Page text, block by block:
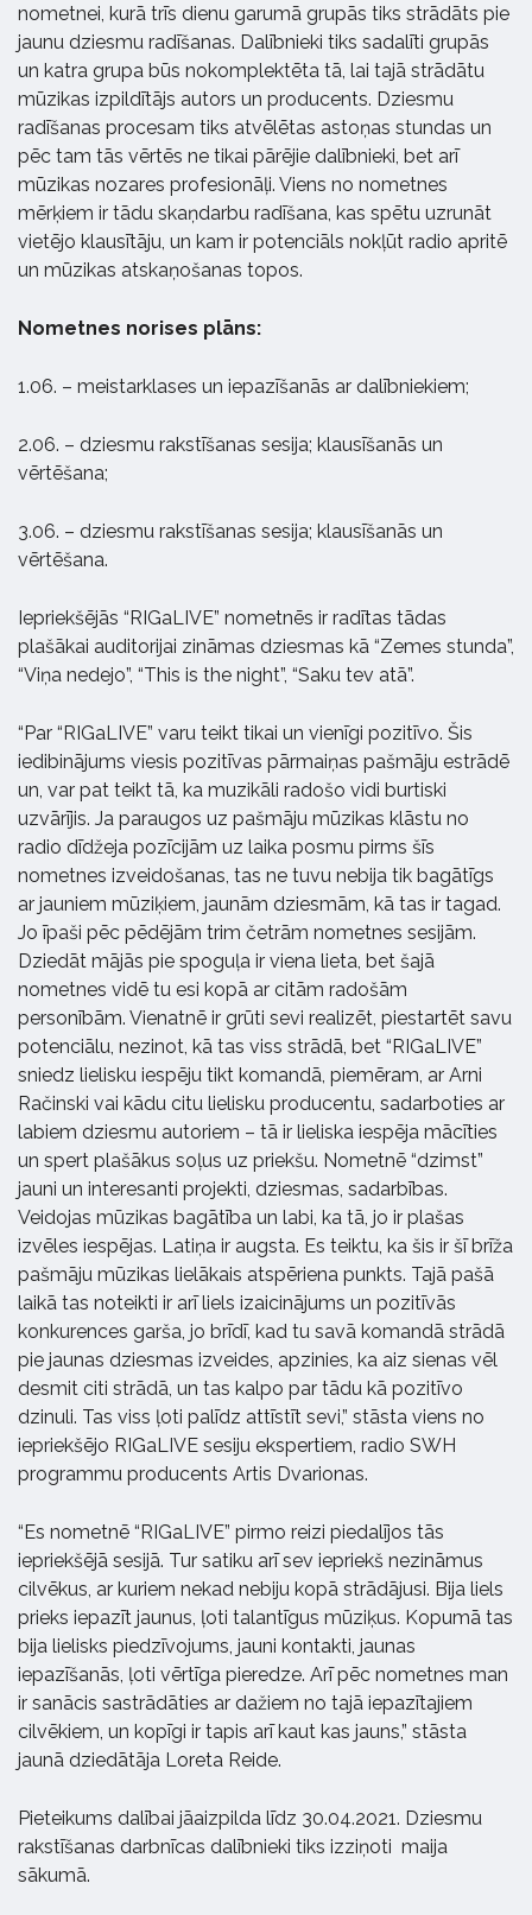
nometnei, kurā trīs dienu garumā grupās tiks strādāts pie
jaunu dziesmu radīšanas. Dalībnieki tiks sadalīti grupās
un katra grupa būs nokomplektēta tā, lai tajā strādātu
mūzikas izpildītājs autors un producents. Dziesmu
radīšanas procesam tiks atvēlētas astoņas stundas un
pēc tam tās vērtēs ne tikai pārējie dalībnieki, bet arī
mūzikas nozares profesionāļi. Viens no nometnes
mērķiem ir tādu skaņdarbu radīšana, kas spētu uzrunāt
vietējo klausītāju, un kam ir potenciāls nokļūt radio apritē
un mūzikas atskaņošanas topos.
Nometnes norises plāns:
1.06. – meistarklases un iepazīšanās ar dalībniekiem;
2.06. – dziesmu rakstīšanas sesija; klausīšanās un
vērtēšana;
3.06. – dziesmu rakstīšanas sesija; klausīšanās un
vērtēšana.
Iepriekšējās “RIGaLIVE” nometnēs ir radītas tādas
plašākai auditorijai zināmas dziesmas kā “Zemes stunda”,
“Viņa nedejo”, “This is the night”, “Saku tev atā”.
“Par “RIGaLIVE” varu teikt tikai un vienīgi pozitīvo. Šis
iedibinājums viesis pozitīvas pārmaiņas pašmāju estrādē
un, var pat teikt tā, ka muzikāli radošo vidi burtiski
uzvārījis. Ja paraugos uz pašmāju mūzikas klāstu no
radio dīdžeja pozīcijām uz laika posmu pirms šīs
nometnes izveidošanas, tas ne tuvu nebija tik bagātīgs
ar jauniem mūziķiem, jaunām dziesmām, kā tas ir tagad.
Jo īpaši pēc pēdējām trim četrām nometnes sesijām.
Dziedāt mājās pie spoguļa ir viena lieta, bet šajā
nometnes vidē tu esi kopā ar citām radošām
personībām. Vienatnē ir grūti sevi realizēt, piestartēt savu
potenciālu, nezinot, kā tas viss strādā, bet “RIGaLIVE”
sniedz lielisku iespēju tikt komandā, piemēram, ar Arni
Račinski vai kādu citu lielisku producentu, sadarboties ar
labiem dziesmu autoriem – tā ir lieliska iespēja mācīties
un spert plašākus soļus uz priekšu. Nometnē “dzimst”
jauni un interesanti projekti, dziesmas, sadarbības.
Veidojas mūzikas bagātība un labi, ka tā, jo ir plašas
izvēles iespējas. Latiņa ir augsta. Es teiktu, ka šis ir šī brīža
pašmāju mūzikas lielākais atspēriena punkts. Tajā pašā
laikā tas noteikti ir arī liels izaicinājums un pozitīvās
konkurences garša, jo brīdī, kad tu savā komandā strādā
pie jaunas dziesmas izveides, apzinies, ka aiz sienas vēl
desmit citi strādā, un tas kalpo par tādu kā pozitīvo
dzinuli. Tas viss ļoti palīdz attīstīt sevi,” stāsta viens no
iepriekšējo RIGaLIVE sesiju ekspertiem, radio SWH
programmu producents Artis Dvarionas.
“Es nometnē “RIGaLIVE” pirmo reizi piedalījos tās
iepriekšējā sesijā. Tur satiku arī sev iepriekš nezināmus
cilvēkus, ar kuriem nekad nebiju kopā strādājusi. Bija liels
prieks iepazīt jaunus, ļoti talantīgus mūziķus. Kopumā tas
bija lielisks piedzīvojums, jauni kontakti, jaunas
iepazīšanās, ļoti vērtīga pieredze. Arī pēc nometnes man
ir sanācis sastrādāties ar dažiem no tajā iepazītajiem
cilvēkiem, un kopīgi ir tapis arī kaut kas jauns,” stāsta
jaunā dziedātāja Loreta Reide.
Pieteikums dalībai jāaizpilda līdz 30.04.2021. Dziesmu
rakstīšanas darbnīcas dalībnieki tiks izziņoti maija
sākumā.